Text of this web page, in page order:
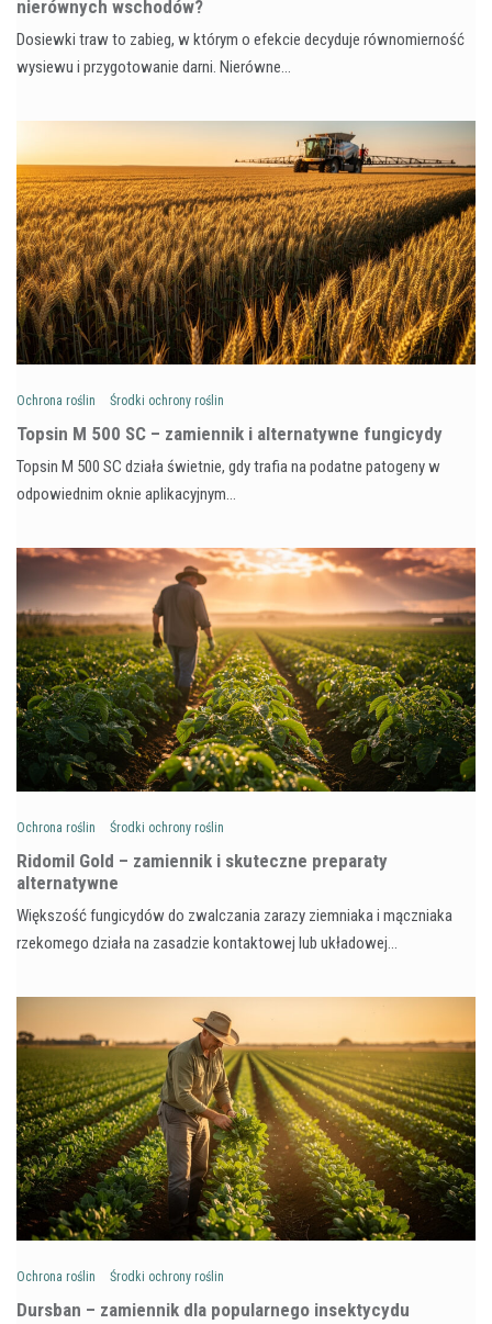
nierównych wschodów?
Dosiewki traw to zabieg, w którym o efekcie decyduje równomierność
wysiewu i przygotowanie darni. Nierówne…
Ochrona roślin Środki ochrony roślin
Topsin M 500 SC – zamiennik i alternatywne fungicydy
Topsin M 500 SC działa świetnie, gdy trafia na podatne patogeny w
odpowiednim oknie aplikacyjnym…
Ochrona roślin Środki ochrony roślin
Ridomil Gold – zamiennik i skuteczne preparaty
alternatywne
Większość fungicydów do zwalczania zarazy ziemniaka i mączniaka
rzekomego działa na zasadzie kontaktowej lub układowej…
Ochrona roślin Środki ochrony roślin
Dursban – zamiennik dla popularnego insektycydu